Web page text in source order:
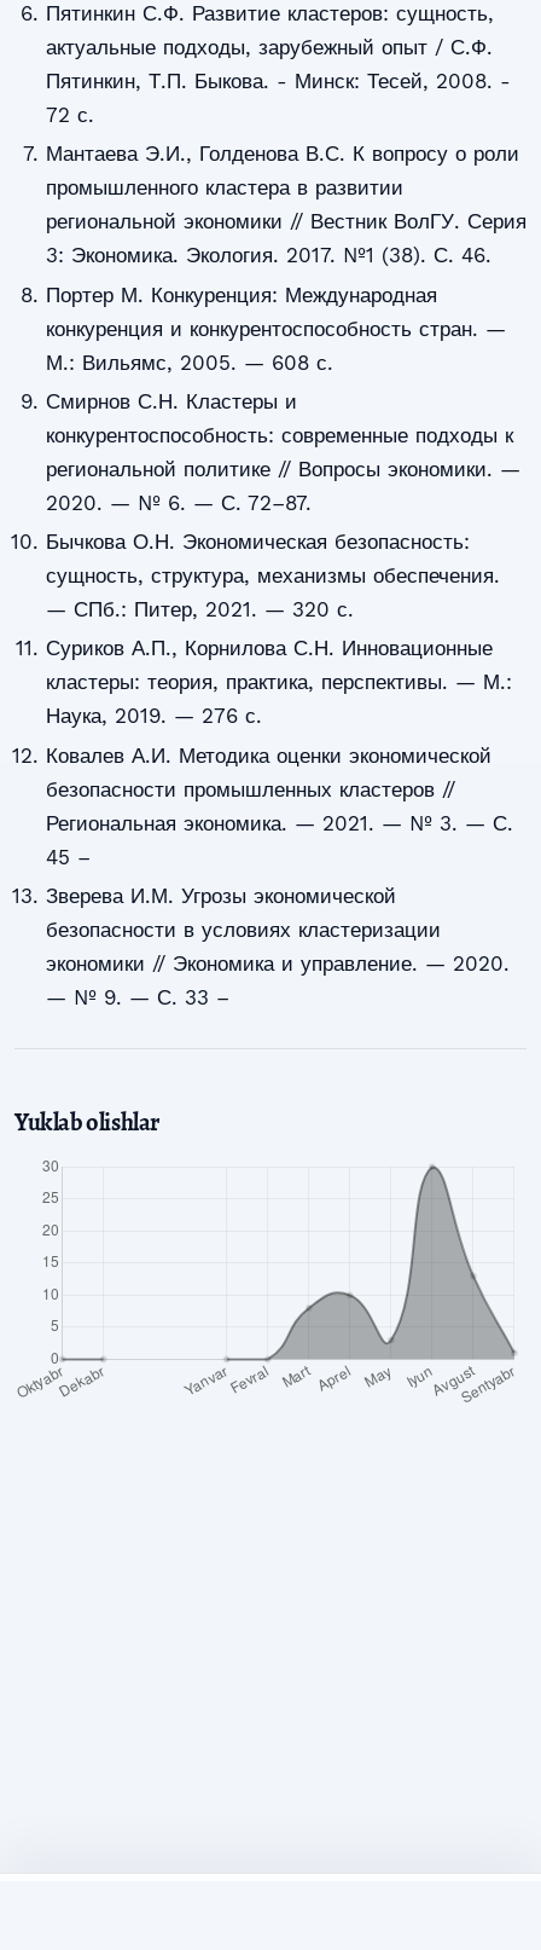
Пятинкин С.Ф. Развитие кластеров: сущность,
актуальные подходы, зарубежный опыт / С.Ф.
Пятинкин, Т.П. Быкова. - Минск: Тесей, 2008. -
72 с.
Мантаева Э.И., Голденова В.С. К вопросу о роли
промышленного кластера в развитии
региональной экономики // Вестник ВолГУ. Серия
3: Экономика. Экология. 2017. №1 (38). С. 46.
Портер М. Конкуренция: Международная
конкуренция и конкурентоспособность стран. —
М.: Вильямс, 2005. — 608 с.
Смирнов С.Н. Кластеры и
конкурентоспособность: современные подходы к
региональной политике // Вопросы экономики. —
2020. — № 6. — С. 72–87.
Бычкова О.Н. Экономическая безопасность:
сущность, структура, механизмы обеспечения.
— СПб.: Питер, 2021. — 320 с.
Суриков А.П., Корнилова С.Н. Инновационные
кластеры: теория, практика, перспективы. — М.:
Наука, 2019. — 276 с.
Ковалев А.И. Методика оценки экономической
безопасности промышленных кластеров //
Региональная экономика. — 2021. — № 3. — С.
45 –
Зверева И.М. Угрозы экономической
безопасности в условиях кластеризации
экономики // Экономика и управление. — 2020.
— № 9. — С. 33 –
Yuklab olishlar